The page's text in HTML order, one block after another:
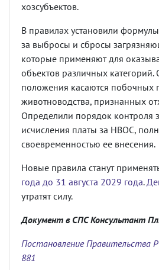
хозсубъектов.
В правилах установили
за выбросы и сбросы
которые применяют для
объектов различных категорий.
положения касаются побочных
животноводства, признанных
Определили порядок контроля
исчисления платы за НВОС,
своевременностью ее внесения.
Новые правила станут
года до 31 августа 2029 года.
утратят силу.
Документ в СПС Консультант
ПостановлениеПравительства
881